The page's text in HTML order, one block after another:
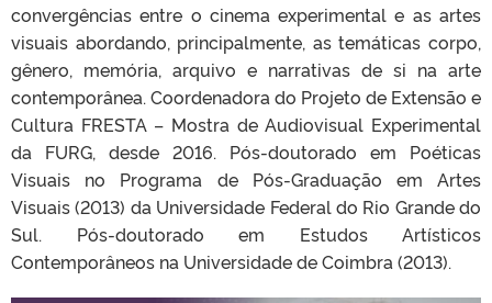
convergências entre o cinema experimental e as artes
visuais abordando, principalmente, as temáticas corpo,
gênero, memória, arquivo e narrativas de si na arte
contemporânea. Coordenadora do Projeto de Extensão e
Cultura FRESTA – Mostra de Audiovisual Experimental
da FURG, desde 2016. Pós-doutorado em Poéticas
Visuais no Programa de Pós-Graduação em Artes
Visuais (2013) da Universidade Federal do Rio Grande do
Sul. Pós-doutorado em Estudos Artísticos
Contemporâneos na Universidade de Coimbra (2013).